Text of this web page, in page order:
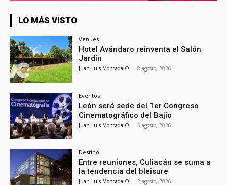
LO MÁS VISTO
Venues
Hotel Avándaro reinventa el Salón
Jardín
Juan Luis Moncada O. - 8 agosto, 2026
Eventos
León será sede del 1er Congreso
Cinematográfico del Bajío
Juan Luis Moncada O. - 5 agosto, 2026
Destino
Entre reuniones, Culiacán se suma a
la tendencia del bleisure
Juan Luis Moncada O. - 2 agosto, 2026